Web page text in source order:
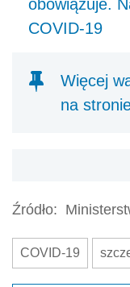
obowiązuje.
COVID-19
Więcej
na
Źródło:
COVID-19